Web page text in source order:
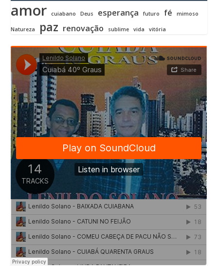
amor cuiabano Deus esperança futuro fé mimoso
Natureza paz renovação sublime vida vitória